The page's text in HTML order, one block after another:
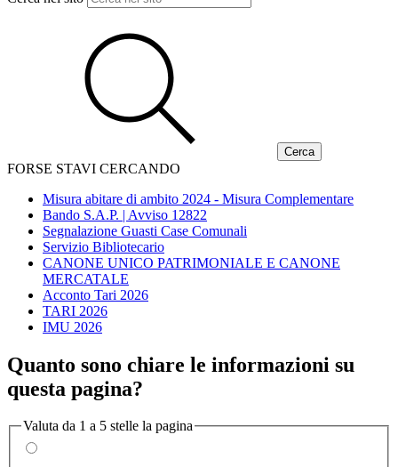
FORSE STAVI CERCANDO
Misura abitare di ambito 2024 - Misura Complementare
Bando S.A.P. | Avviso 12822
Segnalazione Guasti Case Comunali
Servizio Bibliotecario
CANONE UNICO PATRIMONIALE E CANONE
MERCATALE
Acconto Tari 2026
TARI 2026
IMU 2026
Quanto sono chiare le informazioni su
questa pagina?
Valuta da 1 a 5 stelle la pagina